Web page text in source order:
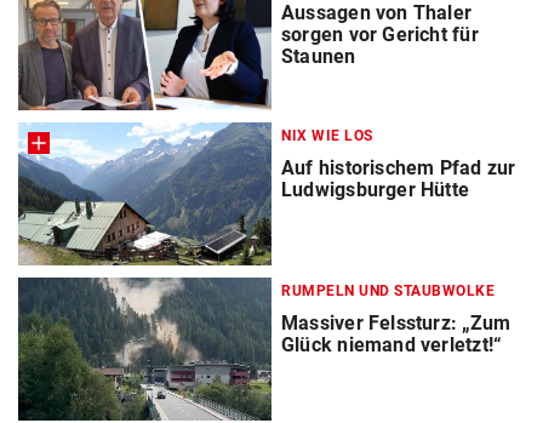
Aussagen von Thaler
sorgen vor Gericht für
Staunen
NIX WIE LOS
Auf historischem Pfad zur
Ludwigsburger Hütte
RUMPELN UND STAUBWOLKE
Massiver Felssturz: „Zum
Glück niemand verletzt!“